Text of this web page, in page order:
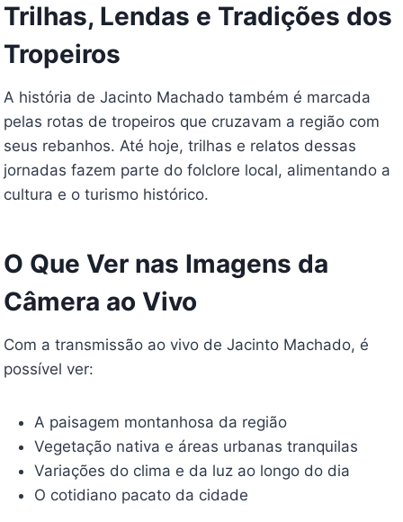
Trilhas, Lendas e Tradições dos
Tropeiros
A história de Jacinto Machado também é marcada
pelas rotas de tropeiros que cruzavam a região com
seus rebanhos. Até hoje, trilhas e relatos dessas
jornadas fazem parte do folclore local, alimentando a
cultura e o turismo histórico.
O Que Ver nas Imagens da
Câmera ao Vivo
Com a transmissão ao vivo de Jacinto Machado, é
possível ver:
A paisagem montanhosa da região
Vegetação nativa e áreas urbanas tranquilas
Variações do clima e da luz ao longo do dia
O cotidiano pacato da cidade